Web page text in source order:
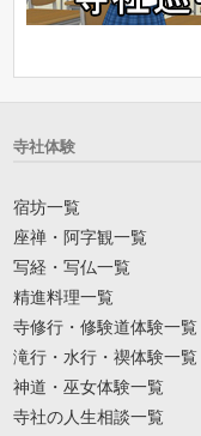
寺社体験
宿坊一覧
座禅・阿字観一覧
写経・写仏一覧
精進料理一覧
寺修行・修験道体験一覧
滝行・水行・禊体験一覧
神道・巫女体験一覧
寺社の人生相談一覧